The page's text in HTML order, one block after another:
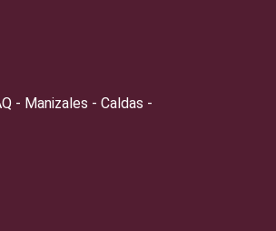
- Manizales - Caldas -